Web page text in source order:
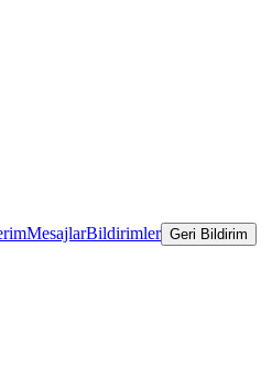
MesajlarBildirimler Geri Bildirim